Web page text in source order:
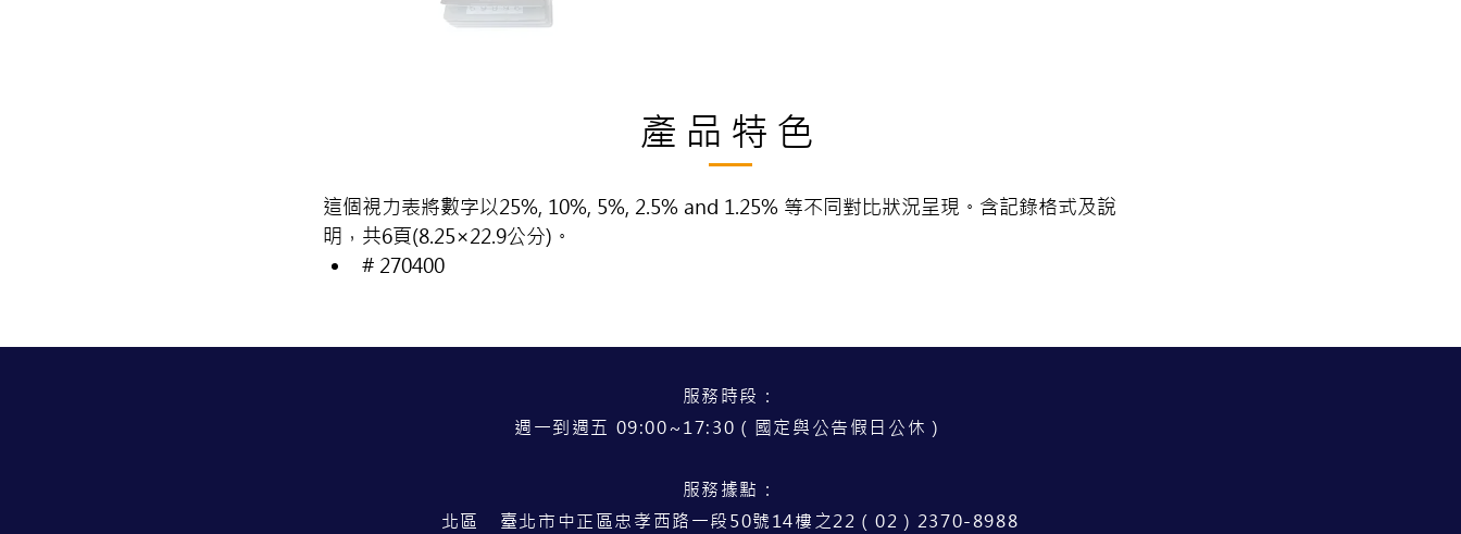
產品特色
這個視力表將數字以25%, 10%, 5%, 2.5% and 1.25% 等不同對比狀況呈現。含記錄格式及說
明，共6頁(8.25×22.9公分)。
# 270400
服務時段：
週一到週五 09:00~17:30（國定與公告假日公休）
服務據點：
北區 臺北市中正區忠孝西路一段50號14樓之22（02）2370-8988